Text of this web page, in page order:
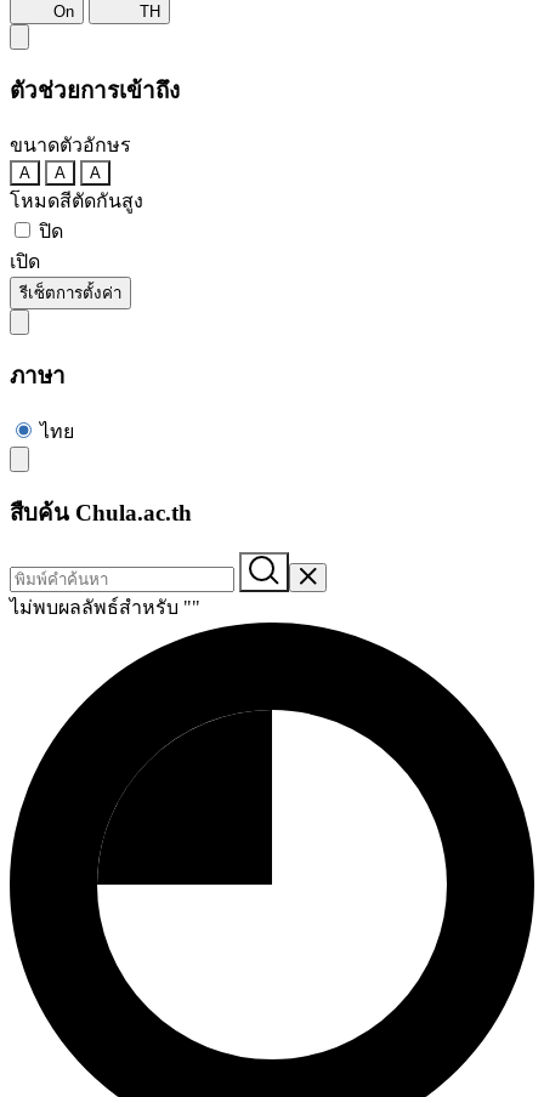
On TH
ตัวช่วยการเข้าถึง
ขนาดตัวอักษร
A A A
โหมดสีตัดกันสูง
ปิด
เปิด
รีเซ็ตการตั้งค่า
ภาษา
ไทย
สืบค้น Chula.ac.th
ไม่พบผลลัพธ์สำหรับ ""